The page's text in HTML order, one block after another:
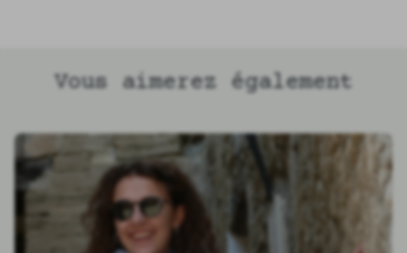
Vous aimerez également